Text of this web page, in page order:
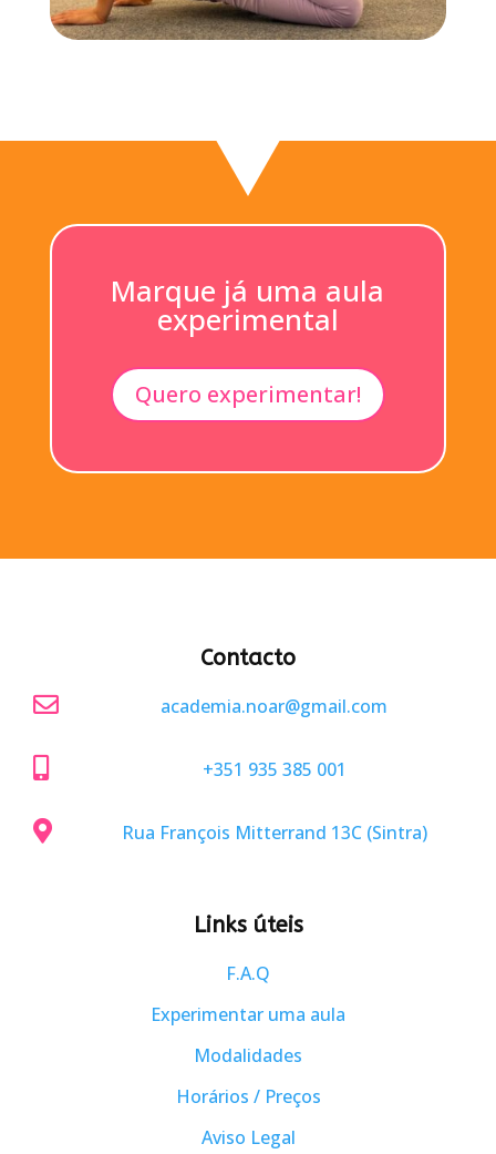
Marque já uma aula
experimental
Quero experimentar!
Contacto

academia.noar@gmail.com
 +351 935 385 001
 Rua François Mitterrand 13C (Sintra)
Links úteis
F.A.Q
Experimentar uma aula
Modalidades
Horários / Preços
Aviso Legal